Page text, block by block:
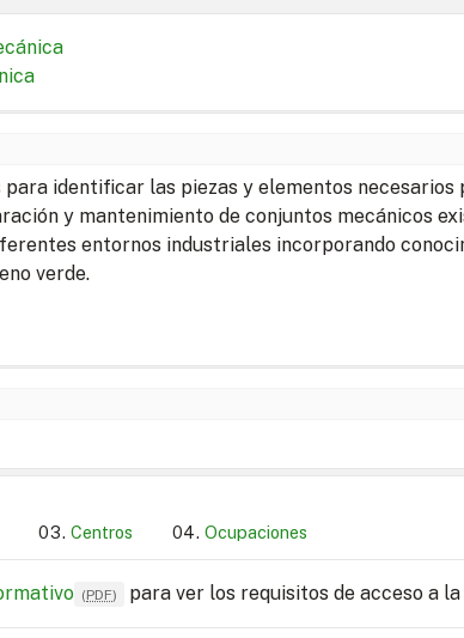
identificar las piezas y elementos
y mantenimiento de conjuntos mecánicos
entornos industriales incorporando
verde.
Centros Ocupaciones
(PDF) para ver los requisitos de acceso a